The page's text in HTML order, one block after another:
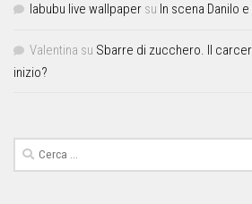
labubu live wallpaper su In scena Danilo
Valentina su Sbarre di zucchero. Il
inizio?